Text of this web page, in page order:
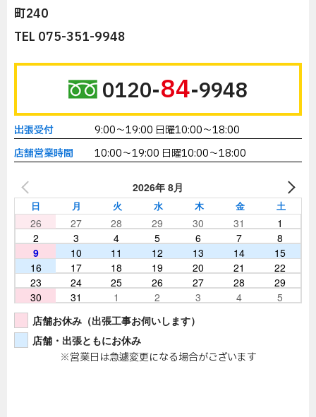
町240
TEL 075-351-9948
0120-84-9948
出張受付
9:00～19:00 日曜10:00～18:00
店舗営業時間
10:00～19:00 日曜10:00～18:00
2026年 8月
日 月 火 水 木 金 土
26 27 28 29 30 31
1
2
3 4 5 6 7
8
9
10 11 12 13 14
15
16
17 18 19 20 21
22
23
24 25 26 27 28
29
30
31 1 2 3 4
5
店舗お休み（出張工事お伺いします）
店舗・出張ともにお休み
※営業日は急遽変更になる場合がございます